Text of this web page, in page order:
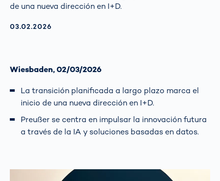
de una nueva dirección en I+D.
AKTUALISIERT AM:
03.02.2026
Wiesbaden, 02/03/2026
La transición planificada a largo plazo marca el
inicio de una nueva dirección en I+D.
Preußer se centra en impulsar la innovación futura
a través de la IA y soluciones basadas en datos.